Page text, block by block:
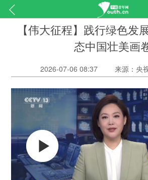
【伟大征程】践行绿色发
态中国壮美画
2026-07-06 08:37 来源：央